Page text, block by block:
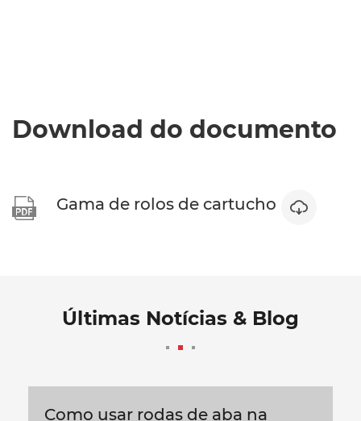
Download do documento
 Gama de rolos de cartucho 
Últimas Notícias & Blog
Como usar rodas de aba na